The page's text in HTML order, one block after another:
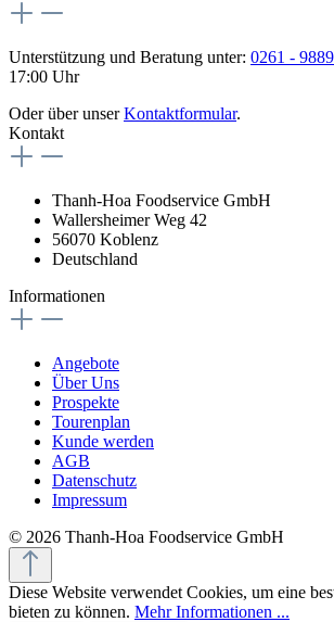
Unterstützung und Beratung unter: 0261 -
17:00 Uhr
Oder über unserKontaktformular.
Kontakt
Thanh-Hoa Foodservice GmbH
Wallersheimer Weg 42
56070 Koblenz
Deutschland
Informationen
Angebote
Über Uns
Prospekte
Tourenplan
Kunde werden
AGB
Datenschutz
Impressum
© 2026 Thanh-Hoa Foodservice GmbH
Diese Website verwendet Cookies, um eine
bieten zu können. Mehr Informationen ...